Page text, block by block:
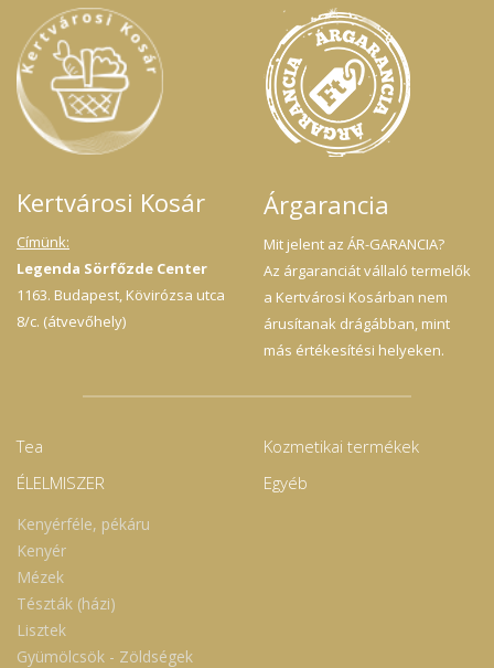
Kertvárosi Kosár
Címünk:
Legenda Sörfőzde Center
1163. Budapest, Kövirózsa utca
8/c. (átvevőhely)
Árgarancia
Mit jelent az ÁR-GARANCIA?
Az árgaranciát vállaló termelők
a Kertvárosi Kosárban nem
árusítanak drágábban, mint
más értékesítési helyeken.
Tea
ÉLELMISZER
Kenyérféle, pékáru
Kenyér
Mézek
Tészták (házi)
Lisztek
Gyümölcsök - Zöldségek
Kozmetikai termékek
Egyéb